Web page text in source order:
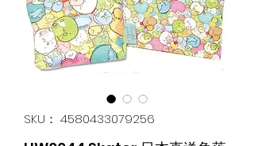
SKU： 4580433079256